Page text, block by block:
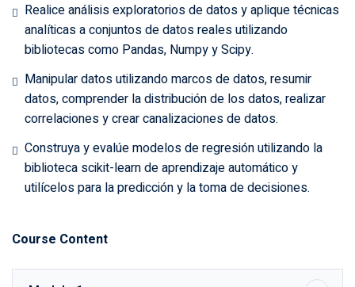
Realice análisis exploratorios de datos y aplique técnicas
analíticas a conjuntos de datos reales utilizando
bibliotecas como Pandas, Numpy y Scipy.
Manipular datos utilizando marcos de datos, resumir
datos, comprender la distribución de los datos, realizar
correlaciones y crear canalizaciones de datos.
Construya y evalúe modelos de regresión utilizando la
biblioteca scikit-learn de aprendizaje automático y
utilícelos para la predicción y la toma de decisiones.
Course Content